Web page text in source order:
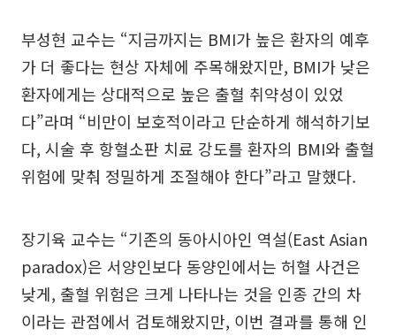
부성현 교수는 “지금까지는 BMI가 높은 환자의 예후
가 더 좋다는 현상 자체에 주목해왔지만, BMI가 낮은
환자에게는 상대적으로 높은 출혈 취약성이 있었
다”라며 “비만이 보호적이라고 단순하게 해석하기보
다, 시술 후 항혈소판 치료 강도를 환자의 BMI와 출혈
위험에 맞춰 정밀하게 조절해야 한다”라고 말했다.
장기육 교수는 “기존의 동아시아인 역설(East Asian
paradox)은 서양인보다 동양인에서는 허혈 사건은
낮게, 출혈 위험은 크게 나타나는 것을 인종 간의 차
이라는 관점에서 검토해왔지만, 이번 결과를 통해 인